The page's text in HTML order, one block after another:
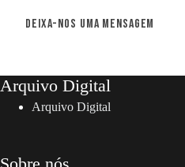
Deixa-nos uma mensagem
Arquivo Digital
Arquivo Digital